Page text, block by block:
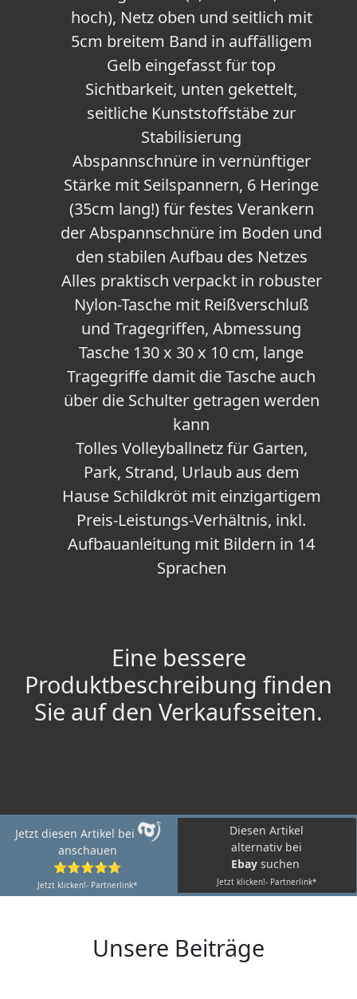
hoch), Netz oben und seitlich mit
5cm breitem Band in auffälligem
Gelb eingefasst für top
Sichtbarkeit, unten gekettelt,
seitliche Kunststoffstäbe zur
Stabilisierung
Abspannschnüre in vernünftiger
Stärke mit Seilspannern, 6 Heringe
(35cm lang!) für festes Verankern
der Abspannschnüre im Boden und
den stabilen Aufbau des Netzes
Alles praktisch verpackt in robuster
Nylon-Tasche mit Reißverschluß
und Tragegriffen, Abmessung
Tasche 130 x 30 x 10 cm, lange
Tragegriffe damit die Tasche auch
über die Schulter getragen werden
kann
Tolles Volleyballnetz für Garten,
Park, Strand, Urlaub aus dem
Hause Schildkröt mit einzigartigem
Preis-Leistungs-Verhältnis, inkl.
Aufbauanleitung mit Bildern in 14
Sprachen
Eine bessere
Produktbeschreibung finden
Sie auf den Verkaufsseiten.
Jetzt diesen Artikel bei
anschauen
⭐⭐⭐⭐⭐
Jetzt klicken!- Partnerlink*
Diesen Artikel
alternativ bei
Ebay suchen
Jetzt klicken!- Partnerlink*
Unsere Beiträge